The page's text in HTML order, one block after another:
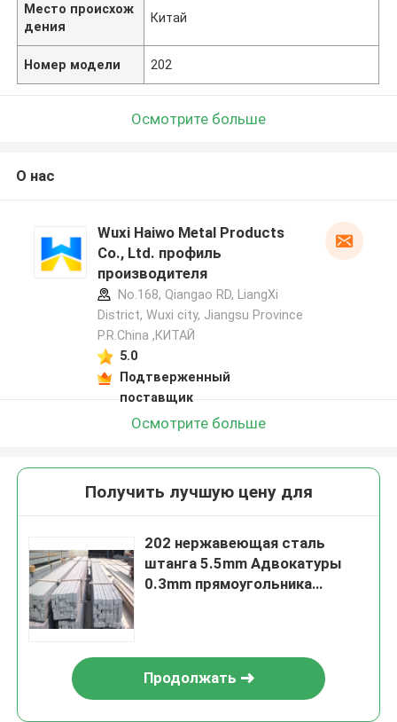
Место происхож
дения
Китай
Номер модели 202
Осмотрите больше
О нас
Wuxi Haiwo Metal Products
Co., Ltd. профиль
производителя
No.168, Qiangao RD, LiangXi
District, Wuxi city, Jiangsu Province
P.R.China ,КИТАЙ
5.0
Подтверженный
поставщик
Осмотрите больше
Получить лучшую цену для
202 нержавеющая сталь
штанга 5.5mm Адвокатуры
0.3mm прямоугольника
Продолжать